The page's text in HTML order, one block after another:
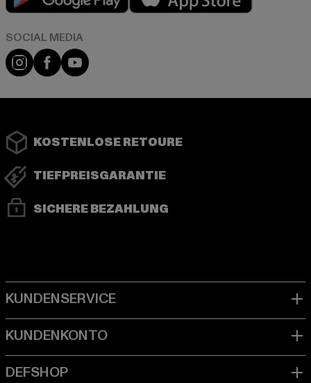
Instagram
FacebookYouTube
KOSTENLOSE RETOURE
TIEFPREISGARANTIE
SICHERE BEZAHLUNG